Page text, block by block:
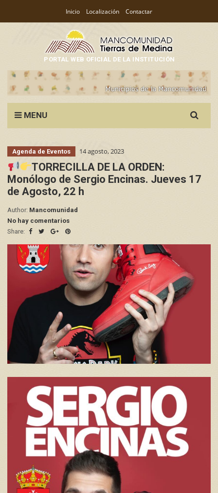
Inicio Localización Contactar
PORTAL WEB OFICIAL DE LA INSTITUCIÓN
MENU
for:
Agenda de Eventos 14 agosto, 2023
TORRECILLA DE LA ORDEN:
Monólogo de Sergio Encinas. Jueves 17
de Agosto, 22 h
Author: Mancomunidad
No hay comentarios
Share: